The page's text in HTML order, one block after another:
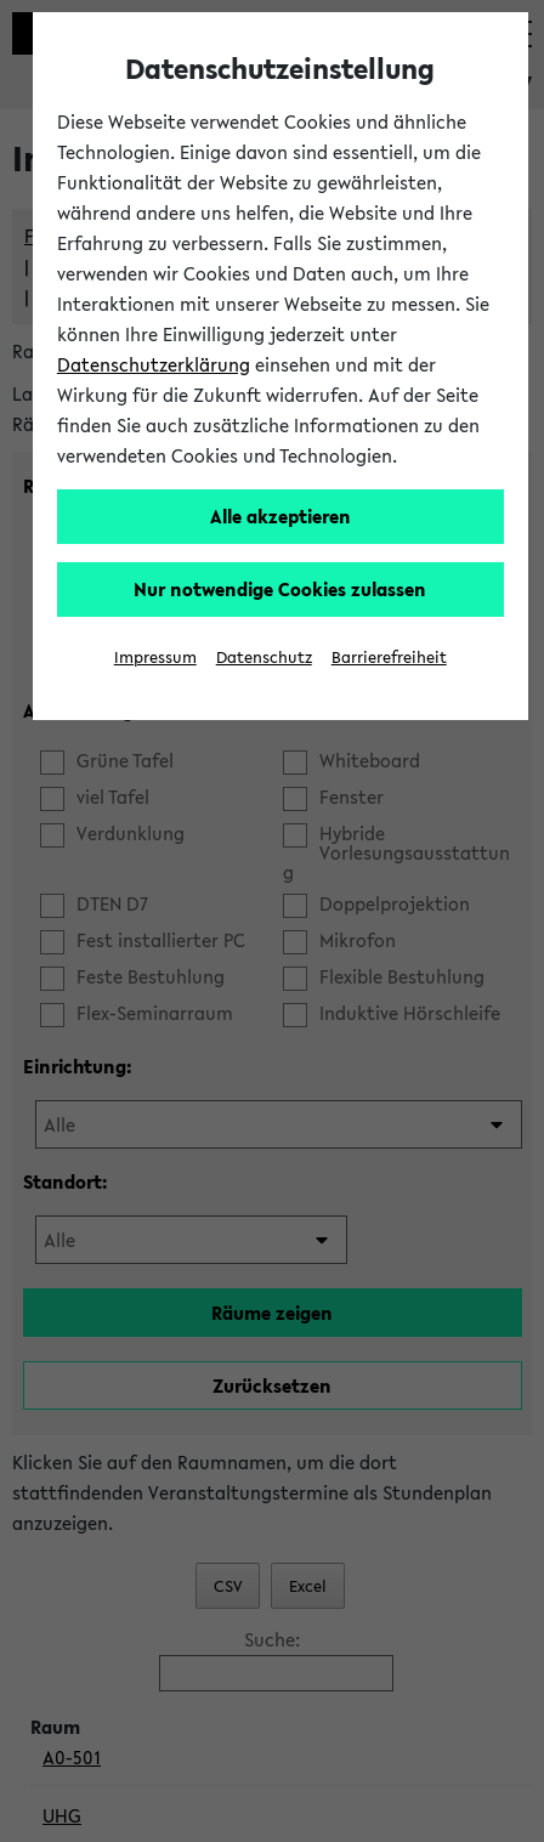
eKVV
Im eKVV verwaltete Räume
Freie Räume und Veranstaltungsüberschneidungen
Raumüberschneidungen
Hinweise der zentralen Raumvergabe
Raumanfragen:
raumvergabe@uni-bielefeld.de
Lassen Sie sich alle Räume anzeigen oder suchen Sie nach
Räumen mit bestimmten Eigenschaften:
Raumkriterien:
max. Plätze:
Ausstattung:
Grüne Tafel
Whiteboard
viel Tafel
Fenster
Verdunklung
Hybride
Vorlesungsausstattun
g
DTEN D7
Doppelprojektion
Fest installierter PC
Mikrofon
Feste Bestuhlung
Flexible Bestuhlung
Flex-Seminarraum
Induktive Hörschleife
Einrichtung:
Standort:
Klicken Sie auf den Raumnamen, um die dort
stattfindenden Veranstaltungstermine als Stundenplan
anzuzeigen.
CSV Excel
Suche:
A0-501
UHG
Datenschutzeinstellung
Diese Webseite verwendet Cookies und ähnliche
Technologien. Einige davon sind essentiell, um die
Funktionalität der Website zu gewährleisten,
während andere uns helfen, die Website und Ihre
Erfahrung zu verbessern. Falls Sie zustimmen,
verwenden wir Cookies und Daten auch, um Ihre
Interaktionen mit unserer Webseite zu messen. Sie
können Ihre Einwilligung jederzeit unter
Datenschutzerklärung einsehen und mit der
Wirkung für die Zukunft widerrufen. Auf der Seite
finden Sie auch zusätzliche Informationen zu den
verwendeten Cookies und Technologien.
Alle akzeptieren
Nur notwendige Cookies zulassen
Impressum Datenschutz Barrierefreiheit